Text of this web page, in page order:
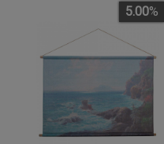
5.00%